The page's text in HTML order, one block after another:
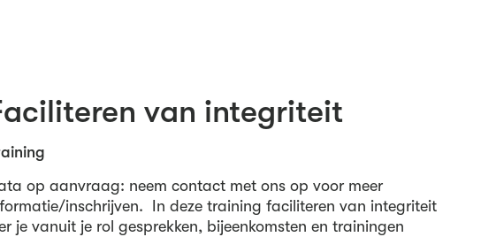
van integriteit
op aanvraag: neem contact met ons op voor meer
inschrijven. In deze training faciliteren van integriteit
je vanuit je rol gesprekken, bijeenkomsten en trainingen